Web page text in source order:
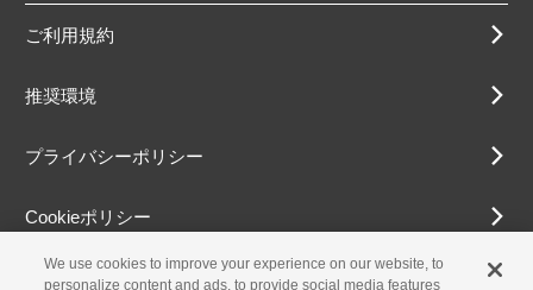
ご利用規約
推奨環境
プライバシーポリシー
Cookieポリシー
アクセシビリティ方針
We use cookies to improve your experience on our website, to
personalize content and ads, to provide social media features